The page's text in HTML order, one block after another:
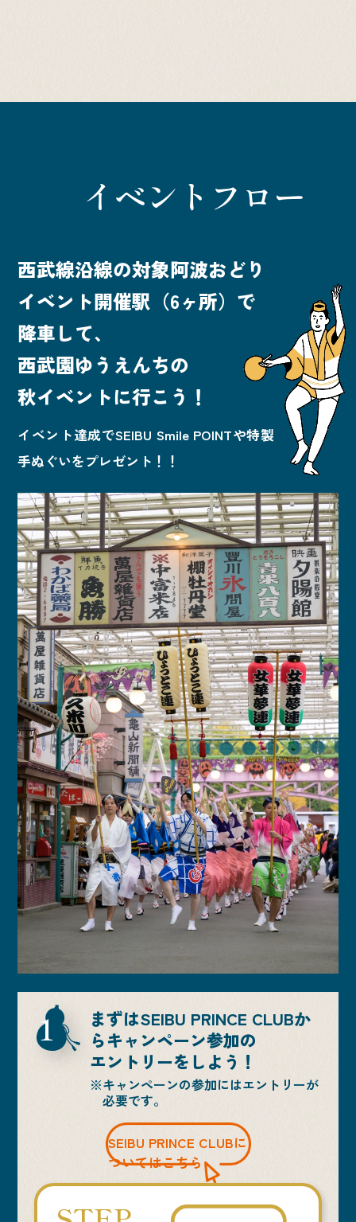
イベントフロー
西武線沿線の対象阿波おどり
イベント開催駅（6ヶ所）で
降車して、
西武園ゆうえんちの
秋イベントに行こう！
イベント達成でSEIBU Smile POINTや特製
手ぬぐいをプレゼント！！
1
まずはSEIBU PRINCE CLUBか
らキャンペーン参加の
エントリーをしよう！
※キャンペーンの参加にはエントリーが
必要です。
SEIBU PRINCE CLUBに
ついてはこちら